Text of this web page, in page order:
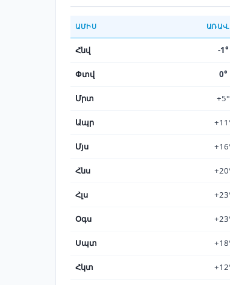
ԱՄԻՍ ԱՌԱՎ.
Հնվ -1°
Փտվ 0°
Մրտ +5°
Ապր
Մյս
Հնս
Հլս
Օգս
Սպտ
Հկտ